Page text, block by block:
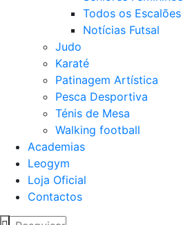
Todos os Escalões
Notícias Futsal
Judo
Karaté
Patinagem Artística
Pesca Desportiva
Ténis de Mesa
Walking football
Academias
Leogym
Loja Oficial
Contactos